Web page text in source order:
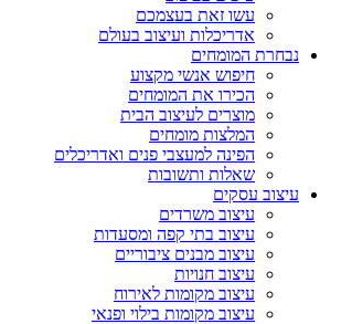
עשו זאת בעצמכם
אדריכלות ועיצוב בעולם
נבחרת המומחים
חיפוש אנשי מקצוע
הכירו את המומחים
מוצרים לעיצוב הבית
המלצות מומחים
הפינה למעצבי פנים ואדריכלים
שאלות ותשובות
עיצוב עסקים
עיצוב משרדים
עיצוב בתי קפה ומסעדות
עיצוב מבנים ציבוריים
עיצוב חנויות
עיצוב מקומות לאירוח
עיצוב מקומות בילוי ופנאי